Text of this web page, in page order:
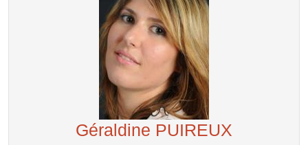
Géraldine PUIREUX